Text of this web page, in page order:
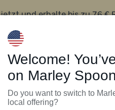
jetzt und erhalte bis zu76 €
Kundenservice
Welcome!
on Marley
Do you want to switch to
local offering?